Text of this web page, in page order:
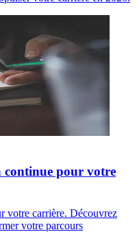
pour votre
votre carrière. Découvrez
votre parcours